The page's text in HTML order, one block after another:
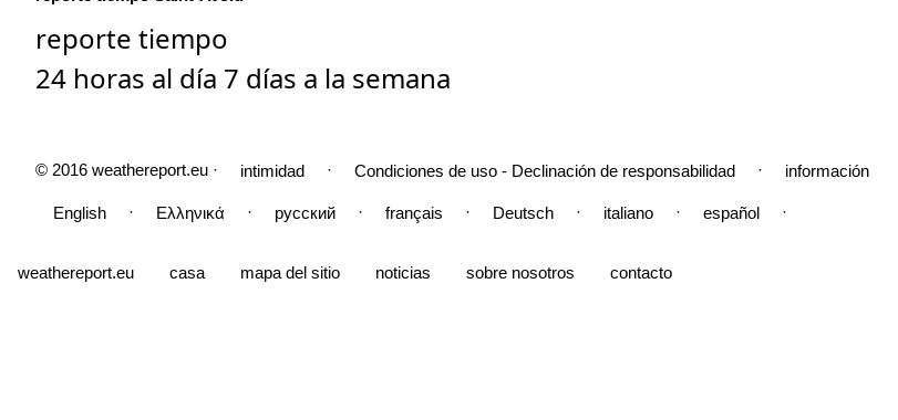
reporte tiempo
24 horas al día 7 días a la semana
© 2016 weathereport.eu ·
intimidad · Condiciones de uso - Declinación de responsabilidad · información
English · Ελληνικά · русский · français · Deutsch · italiano · español ·
weathereport.eu casa mapa del sitio noticias sobre nosotros contacto